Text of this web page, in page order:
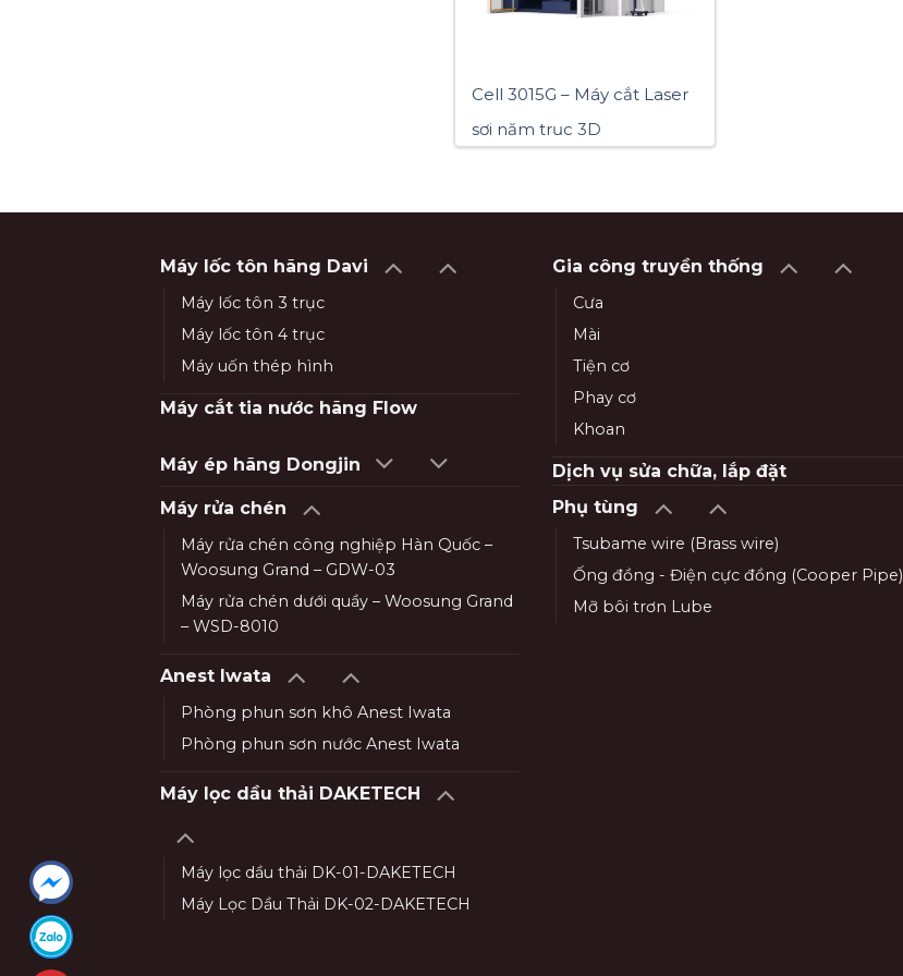
Cell 3015G – Máy cắt Laser
sợi năm trục 3D
Máy lốc tôn hãng Davi
Máy lốc tôn 3 trục
Máy lốc tôn 4 trục
Máy uốn thép hình
Máy cắt tia nước hãng Flow
Máy ép hãng Dongjin
Máy rửa chén
Máy rửa chén công nghiệp Hàn Quốc –
Woosung Grand – GDW-03
Máy rửa chén dưới quầy – Woosung Grand
– WSD-8010
Anest Iwata
Phòng phun sơn khô Anest Iwata
Phòng phun sơn nước Anest Iwata
Máy lọc dầu thải DAKETECH
Máy lọc dầu thải DK-01-DAKETECH
Máy Lọc Dầu Thải DK-02-DAKETECH
Gia công truyền thống
Cưa
Mài
Tiện cơ
Phay cơ
Khoan
Dịch vụ sửa chữa, lắp đặt
Phụ tùng
Tsubame wire (Brass wire)
Ống đồng - Điện cực đồng (Cooper Pipe)
Mỡ bôi trơn Lube